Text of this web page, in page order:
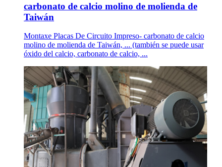
carbonato de calcio molino de molienda de
Taiwán
Montaxe Placas De Circuito Impreso- carbonato de calcio
molino de molienda de Taiwán, ... (también se puede usar
óxido del calcio, carbonato de calcio, ...